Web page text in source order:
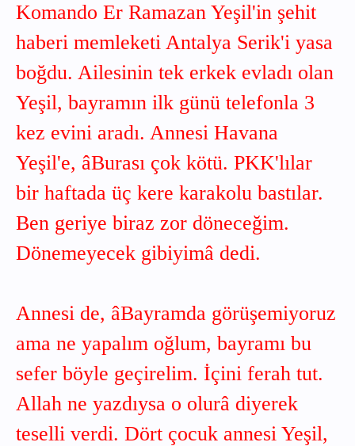
Komando Er Ramazan Yeşil'in şehit
haberi memleketi Antalya Serik'i yasa
boğdu. Ailesinin tek erkek evladı olan
Yeşil, bayramın ilk günü telefonla 3
kez evini aradı. Annesi Havana
Yeşil'e, âBurası çok kötü. PKK'lılar
bir haftada üç kere karakolu bastılar.
Ben geriye biraz zor döneceğim.
Dönemeyecek gibiyimâ dedi.
Annesi de, âBayramda görüşemiyoruz
ama ne yapalım oğlum, bayramı bu
sefer böyle geçirelim. İçini ferah tut.
Allah ne yazdıysa o olurâ diyerek
teselli verdi. Dört çocuk annesi Yeşil,